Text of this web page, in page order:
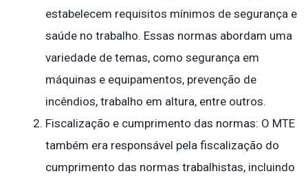
estabelecem requisitos mínimos de segurança e
saúde no trabalho. Essas normas abordam uma
variedade de temas, como segurança em
máquinas e equipamentos, prevenção de
incêndios, trabalho em altura, entre outros.
Fiscalização e cumprimento das normas: O MTE
também era responsável pela fiscalização do
cumprimento das normas trabalhistas, incluindo